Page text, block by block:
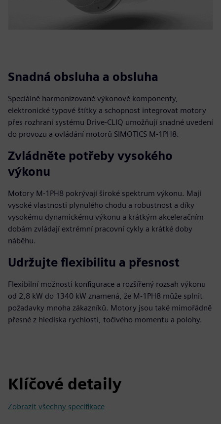
Snadná obsluha a obsluha
Speciálně harmonizované výkonové komponenty,
elektronické typové štítky a schopnost integrovat motory
přes rozhraní systému Drive-CLIQ umožňují snadné uvedení
do provozu a ovládání motorů SIMOTICS M-1PH8.
Zvládněte potřeby vysokého
výkonu
Motory M-1PH8 pokrývají široké spektrum výkonu. Mají
vysoké vlastnosti plynulého chodu a robustnost a díky
vysokému dynamickému výkonu a krátkým akceleračním
dobám zvládají extrémní pracovní cykly a krátké doby
náběhu.
Udržujte flexibilitu a přesnost
Flexibilní možnosti konfigurace a rozšířený rozsah výkonu
od 2,8 kW do 1340 kW znamená, že M-1PH8 může splnit
požadavky mnoha zákazníků. Motory jsou také mimořádně
přesné z hlediska rychlosti, točivého momentu a polohy.
Klíčové detaily
Zobrazit všechny specifikace